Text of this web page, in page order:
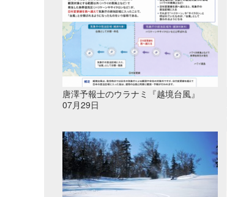
唐澤予報士のウラナミ『越境台風』
07月29日